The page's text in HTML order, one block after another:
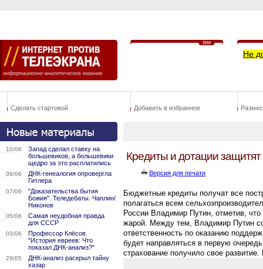
Не
Сделать стартовой Добавить в избранное
10/06
Запад сделал ставку на
большевиков, а большевики
щедро за это расплатились
08/06
ДНК-генеалогия опровергла
Гитлера
07/06
"Доказательства бытия
Божия". Теледебаты. Чаплин/
Никонов
05/06
Самая неудобная правда
для СССР
03/06
Профессор Клёсов.
"История евреев: Что
показал ДНК-анализ?"
29/05
ДНК-анализ раскрыл тайну
хазар
Кредиты и дотации защитят
Версия для печати
Бюджетные кредиты получат все
полагаться всем
России Владимир Путин, отметив,
жарой. Между тем, Владимир Путин
ответственность по оказанию
будет направляться в первую
страхование получило свое развитие.